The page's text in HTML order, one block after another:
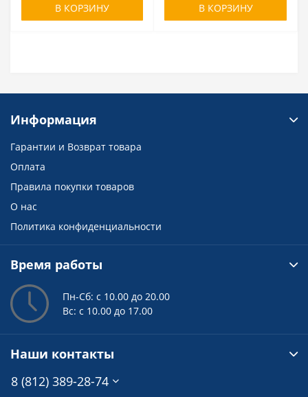
В КОРЗИНУ В КОРЗИНУ
Информация
Гарантии и Возврат товара
Оплата
Правила покупки товаров
О нас
Политика конфиденциальности
Время работы
Пн-Сб: с 10.00 до 20.00
Вс: с 10.00 до 17.00
Наши контакты
8 (812) 389-28-74